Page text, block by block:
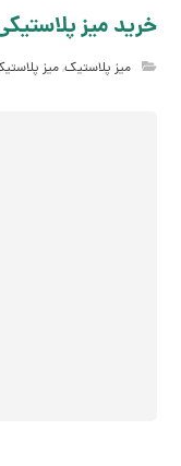
خرید میز
میز پلاستیک,میز